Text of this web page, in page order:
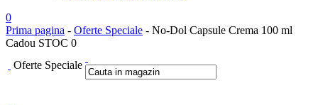
0
Prima pagina - Oferte Speciale - No-Dol Capsule Crema 100 ml
Cadou STOC 0
Oferte Speciale